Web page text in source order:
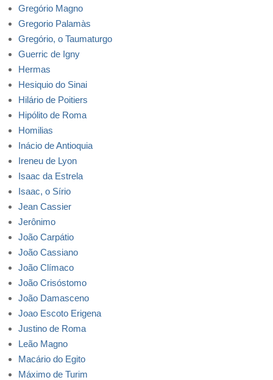
Gregório Magno
Gregorio Palamàs
Gregório, o Taumaturgo
Guerric de Igny
Hermas
Hesiquio do Sinai
Hilário de Poitiers
Hipólito de Roma
Homilias
Inácio de Antioquia
Ireneu de Lyon
Isaac da Estrela
Isaac, o Sírio
Jean Cassier
Jerônimo
João Carpátio
João Cassiano
João Clímaco
João Crisóstomo
João Damasceno
Joao Escoto Erigena
Justino de Roma
Leão Magno
Macário do Egito
Máximo de Turim